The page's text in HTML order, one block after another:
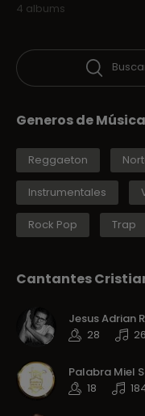
4 albums
Generos de
Reggaeton
Instrumentales
Rock Pop Trap
Cantantes
Jesus Adrian
28
Palabra Miel
18